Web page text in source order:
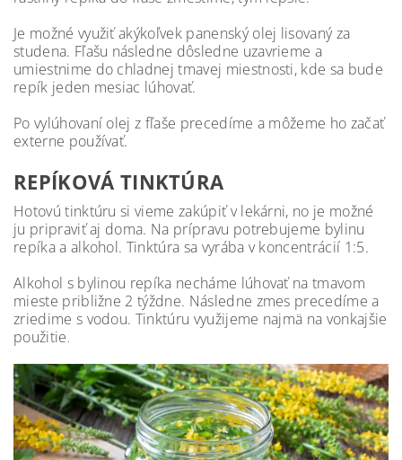
Je možné využiť akýkoľvek panenský olej lisovaný za
studena. Fľašu následne dôsledne uzavrieme a
umiestnime do chladnej tmavej miestnosti, kde sa bude
repík jeden mesiac lúhovať.
Po vylúhovaní olej z fľaše precedíme a môžeme ho začať
externe používať.
REPÍKOVÁ TINKTÚRA
Hotovú tinktúru si vieme zakúpiť v lekárni, no je možné
ju pripraviť aj doma. Na prípravu potrebujeme bylinu
repíka a alkohol. Tinktúra sa vyrába v koncentrácií 1:5.
Alkohol s bylinou repíka necháme lúhovať na tmavom
mieste približne 2 týždne. Následne zmes precedíme a
zriedime s vodou. Tinktúru využijeme najmä na vonkajšie
použitie.